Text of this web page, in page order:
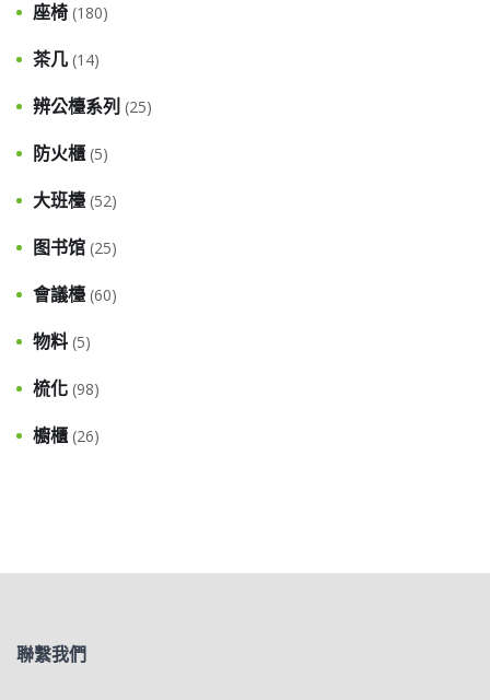
座椅 (180)
茶几 (14)
辨公檯系列 (25)
防火櫃 (5)
大班檯 (52)
图书馆 (25)
會議檯 (60)
物料 (5)
梳化 (98)
櫥櫃 (26)
聯繫我們